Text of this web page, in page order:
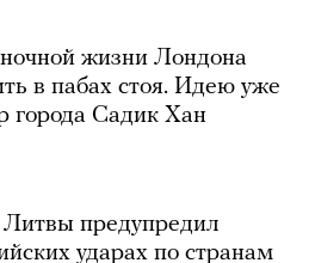
жизни Лондона
в пабах стоя. Идею уже
города Садик Хан
предупредил
ударах по странам